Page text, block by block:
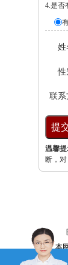
4.是否
姓
性
联系
温馨提
断，
注：本
药物或